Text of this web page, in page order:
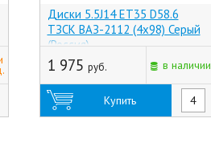
Диски 5.5J14 ET35 D58.6
ТЗСК ВАЗ-2112 (4x98) Серый
(Россия)
1 975 руб. в наличии
Купить